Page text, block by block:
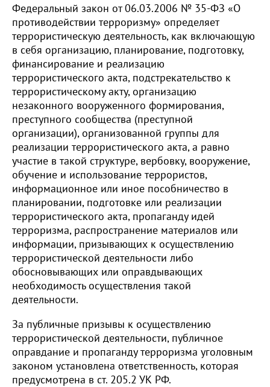
Федеральный закон от 06.03.2006 № 35-ФЗ «О
противодействии терроризму» определяет
террористическую деятельность, как включающую
в себя организацию, планирование, подготовку,
финансирование и реализацию
террористического акта, подстрекательство к
террористическому акту, организацию
незаконного вооруженного формирования,
преступного сообщества (преступной
организации), организованной группы для
реализации террористического акта, а равно
участие в такой структуре, вербовку, вооружение,
обучение и использование террористов,
информационное или иное пособничество в
планировании, подготовке или реализации
террористического акта, пропаганду идей
терроризма, распространение материалов или
информации, призывающих к осуществлению
террористической деятельности либо
обосновывающих или оправдывающих
необходимость осуществления такой
деятельности.
За публичные призывы к осуществлению
террористической деятельности, публичное
оправдание и пропаганду терроризма уголовным
законом установлена ответственность, которая
предусмотрена в ст. 205.2 УК РФ.